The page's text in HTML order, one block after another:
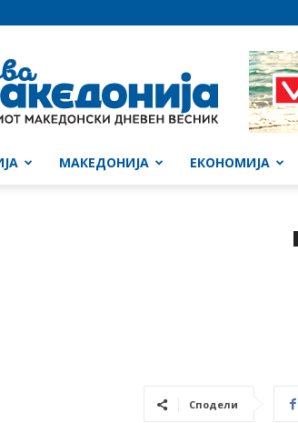
Македонија
МАКЕДОНИЈА ЕКОНОМИЈА
Сподели